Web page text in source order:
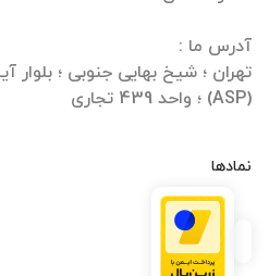
تهران ؛ شیخ بهایی جنوبی ؛ بلوار
(ASP) ؛ واحد 439 تجاری
نمادها